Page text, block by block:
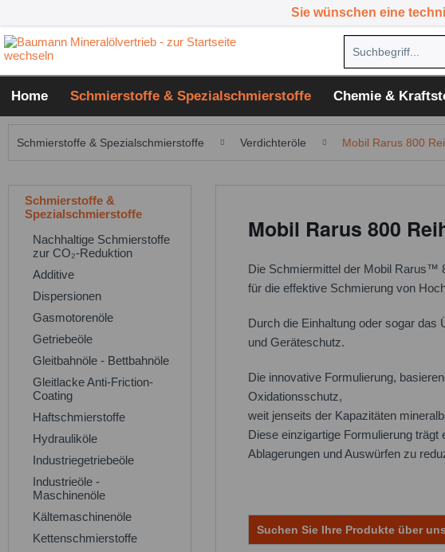
Sie wünschen eine
Home Schmierstoffe & Spezialschmierstoffe Chemie &
Schmierstoffe & Spezialschmierstoffe Verdichteröle Mobil Rarus 800
Schmierstoffe &
Spezialschmierstoffe
Nachhaltige Schmierstoffe
zur CO₂-Reduktion
Additive
Dispersionen
Gasmotorenöle
Getriebeöle
Gleitbahnöle - Bettbahnöle
Gleitlacke Anti-Friction-
Coating
Haftschmierstoffe
Hydrauliköle
Industriegetriebeöle
Industrieöle -
Maschinenöle
Kältemaschinenöle
Kettenschmierstoffe
Mobil Rarus 800
Die Schmiermittel der Mobil Rarus™
für die effektive Schmierung von
Durch die Einhaltung oder sogar das
und Geräteschutz.
Die innovative Formulierung,
Oxidationsschutz,
weit jenseits der Kapazitäten
Diese einzigartige Formulierung
Ablagerungen und Auswürfen zu
Suchen Sie Ihre Produkte über